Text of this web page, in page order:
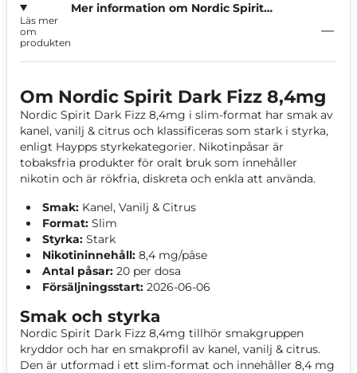
Mer information om Nordic Spirit
Läs mer
om
produkten
Om Nordic Spirit Dark Fizz 8,4mg
Nordic Spirit Dark Fizz 8,4mg i slim-format har smak av
kanel, vanilj & citrus och klassificeras som stark i styrka,
enligt Haypps styrkekategorier. Nikotinpåsar är
tobaksfria produkter för oralt bruk som innehåller
nikotin och är rökfria, diskreta och enkla att använda.
Smak: Kanel, Vanilj & Citrus
Format: Slim
Styrka: Stark
Nikotininnehåll: 8,4 mg/påse
Antal påsar: 20 per dosa
Försäljningsstart: 2026-06-06
Smak och styrka
Nordic Spirit Dark Fizz 8,4mg tillhör smakgruppen
kryddor och har en smakprofil av kanel, vanilj & citrus.
Den är utformad i ett slim-format och innehåller 8,4 mg